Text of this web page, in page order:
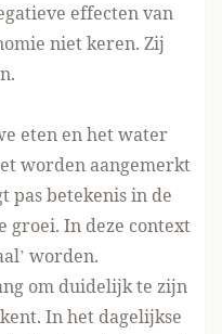
effecten van
niet keren. Zij
eten en het water
worden aangemerkt
pas betekenis in de
groei. In deze context
worden.
om duidelijk te zijn
In het dagelijkse